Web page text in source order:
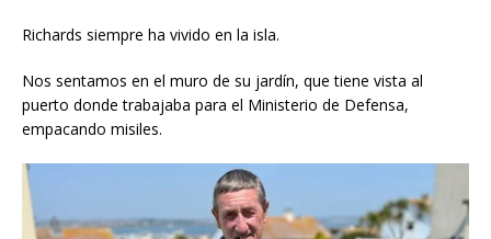
Richards siempre ha vivido en la isla.
Nos sentamos en el muro de su jardín, que tiene vista al
puerto donde trabajaba para el Ministerio de Defensa,
empacando misiles.